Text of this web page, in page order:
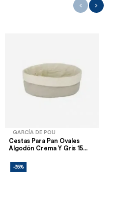
GARCÍA DE POU
Cestas Para Pan Ovales
Algodón Crema Y Gris 15...
-35%
‹ ›